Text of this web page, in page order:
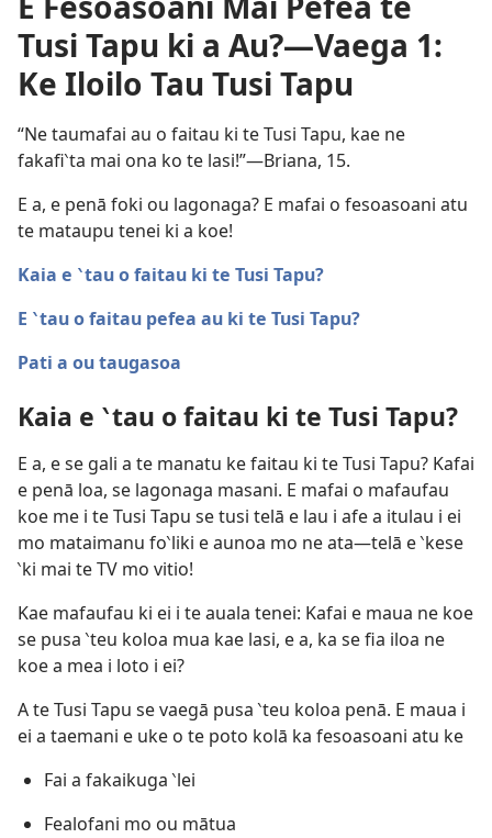
Tusi Tapu ki a Au?​—Vaega 1:
Ke Iloilo Tau Tusi Tapu
“Ne taumafai au o faitau ki te Tusi Tapu, kae ne
fakafi‵ta mai ona ko te lasi!”​—Briana, 15.
E a, e penā foki ou lagonaga? E mafai o fesoasoani atu
te mataupu tenei ki a koe!
Kaia e ‵tau o faitau ki te Tusi Tapu?
E ‵tau o faitau pefea au ki te Tusi Tapu?
Pati a ou taugasoa
Kaia e ‵tau o faitau ki te Tusi Tapu?
E a, e se gali a te manatu ke faitau ki te Tusi Tapu? Kafai
e penā loa, se lagonaga masani. E mafai o mafaufau
koe me i te Tusi Tapu se tusi telā e lau i afe a itulau i ei
mo mataimanu fo‵liki e aunoa mo ne ata​—telā e ‵kese
‵ki mai te TV mo vitio!
Kae mafaufau ki ei i te auala tenei: Kafai e maua ne koe
se pusa ‵teu koloa mua kae lasi, e a, ka se fia iloa ne
koe a mea i loto i ei?
A te Tusi Tapu se vaegā pusa ‵teu koloa penā. E maua i
ei a taemani e uke o te poto kolā ka fesoasoani atu ke
Fai a fakaikuga ‵lei
Fealofani mo ou mātua